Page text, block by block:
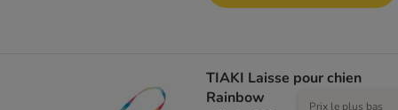
TIAKI Laisse pour chien
Rainbow
Prix le plus bas